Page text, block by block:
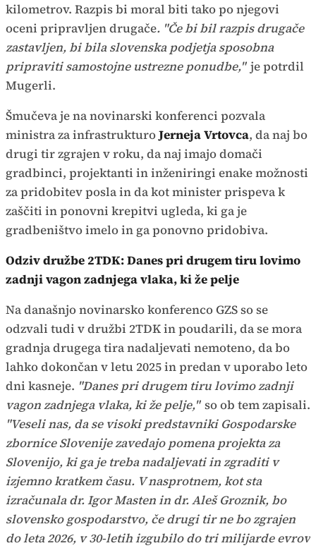
kilometrov. Razpis bi moral biti tako po njegovi
oceni pripravljen drugače. "Če bi bil razpis drugače
zastavljen, bi bila slovenska podjetja sposobna
pripraviti samostojne ustrezne ponudbe," je potrdil
Mugerli.
Šmučeva je na novinarski konferenci pozvala
ministra za infrastrukturoJerneja Vrtovca, da naj bo
drugi tir zgrajen v roku, da naj imajo domači
gradbinci, projektanti in inženiringi enake možnosti
za pridobitev posla in da kot minister prispeva k
zaščiti in ponovni krepitvi ugleda, ki ga je
gradbeništvo imelo in ga ponovno pridobiva.
Odziv družbe 2TDK: Danes pri drugem tiru lovimo
zadnji vagon zadnjega vlaka, ki že pelje
Na današnjo novinarsko konferenco GZS so se
odzvali tudi v družbi 2TDK in poudarili, da se mora
gradnja drugega tira nadaljevati nemoteno, da bo
lahko dokončan v letu 2025 in predan v uporabo leto
dni kasneje. "Danes pri drugem tiru lovimo zadnji
vagon zadnjega vlaka, ki že pelje," so ob tem zapisali.
"Veseli nas, da se visoki predstavniki Gospodarske
zbornice Slovenije zavedajo pomena projekta za
Slovenijo, ki ga je treba nadaljevati in zgraditi v
izjemno kratkem času. V nasprotnem, kot sta
izračunala dr. Igor Masten in dr. Aleš Groznik, bo
slovensko gospodarstvo, če drugi tir ne bo zgrajen
do leta 2026, v 30-letih izgubilo do tri milijarde evrov